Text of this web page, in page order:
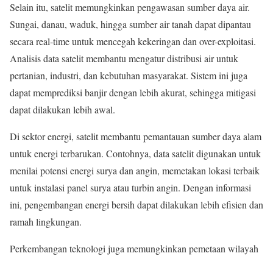
Selain itu, satelit memungkinkan pengawasan sumber daya air.
Sungai, danau, waduk, hingga sumber air tanah dapat dipantau
secara real-time untuk mencegah kekeringan dan over-exploitasi.
Analisis data satelit membantu mengatur distribusi air untuk
pertanian, industri, dan kebutuhan masyarakat. Sistem ini juga
dapat memprediksi banjir dengan lebih akurat, sehingga mitigasi
dapat dilakukan lebih awal.
Di sektor energi, satelit membantu pemantauan sumber daya alam
untuk energi terbarukan. Contohnya, data satelit digunakan untuk
menilai potensi energi surya dan angin, memetakan lokasi terbaik
untuk instalasi panel surya atau turbin angin. Dengan informasi
ini, pengembangan energi bersih dapat dilakukan lebih efisien dan
ramah lingkungan.
Perkembangan teknologi juga memungkinkan pemetaan wilayah